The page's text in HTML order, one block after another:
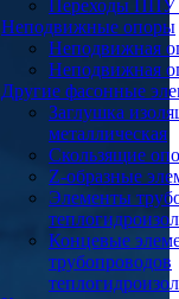
Переходы
Неподвижные опоры
Неподвижная
Неподвижная
Другие фасонные
Заглушка
металлическая
Скользящие
Z-образные
Элементы
Концевые
трубопроводов